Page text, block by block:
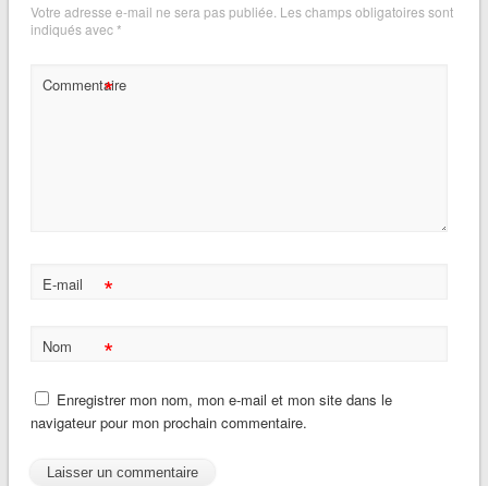
Votre adresse e-mail ne sera pas publiée. Les champs obligatoires sont
indiqués avec*
Commentaire
*
E-mail *
Nom *
Enregistrer mon nom, mon e-mail et mon site dans le
navigateur pour mon prochain commentaire.